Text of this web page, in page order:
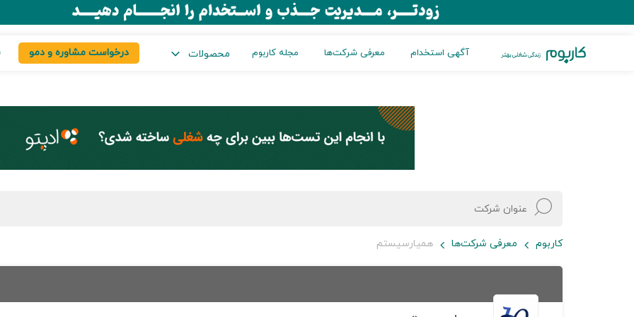
آگهی استخدام معرفی شرکت‌ها مجله کاربوم محصولات درخواست مشاوره و دمو
کاربوم معرفی شرکت‌ها همیارسیستم